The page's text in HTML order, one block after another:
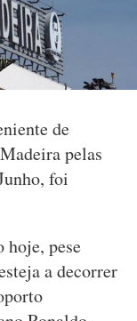
de
pelas
foi
hoje, pese
a decorrer